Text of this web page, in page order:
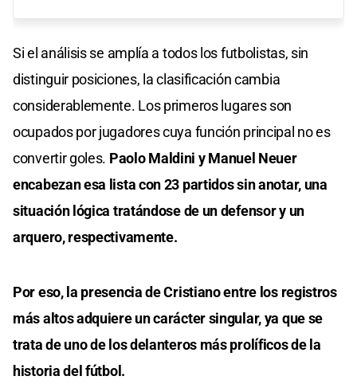
Si el análisis se amplía a todos los futbolistas, sin
distinguir posiciones, la clasificación cambia
considerablemente. Los primeros lugares son
ocupados por jugadores cuya función principal no es
convertir goles. Paolo Maldini y Manuel Neuer
encabezan esa lista con 23 partidos sin anotar, una
situación lógica tratándose de un defensor y un
arquero, respectivamente.
Por eso, la presencia de Cristiano entre los registros
más altos adquiere un carácter singular, ya que se
trata de uno de los delanteros más prolíficos de la
historia del fútbol.